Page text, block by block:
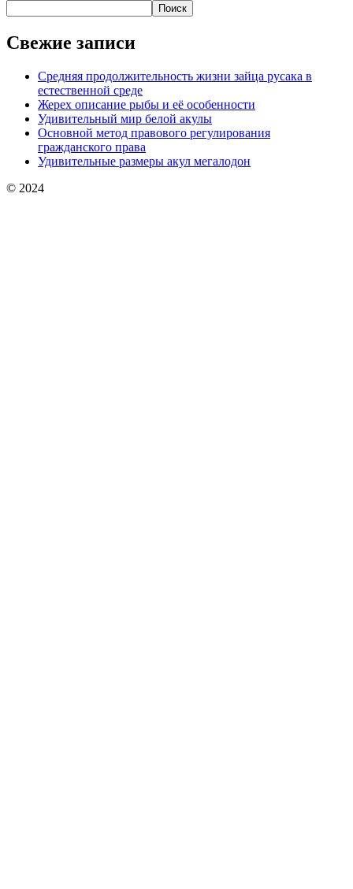
Поиск
Свежие записи
Средняя продолжительность жизни зайца русака в
естественной среде
Жерех описание рыбы и её особенности
Удивительный мир белой акулы
Основной метод правового регулирования
гражданского права
Удивительные размеры акул мегалодон
© 2024